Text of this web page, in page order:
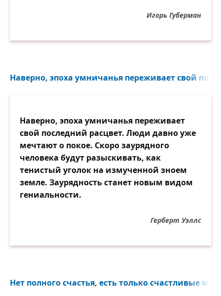
Игорь Губерман
Наверно, эпоха умничанья переживает свой
Наверно, эпоха умничанья переживает
свой последний расцвет. Люди давно уже
мечтают о покое. Скоро заурядного
человека будут разыскивать, как
тенистый уголок на измученной зноем
земле. Заурядность станет новым видом
гениальности.
Герберт Уэллс
Нет полного счастья, есть только счастливые